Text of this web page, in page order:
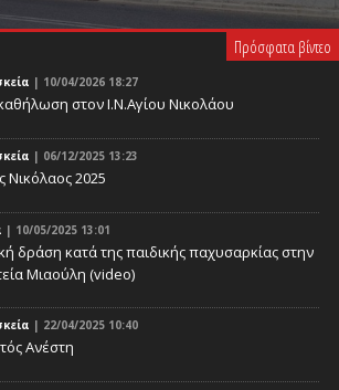
Πρόσφατα βίντεο
| 10/04/2026 18:27
στον Ι.Ν.Αγίου Νικολάου
| 06/12/2025 13:23
Νικόλαος 2025
| 10/05/2025 13:01
δράση κατά της παιδικής παχυσαρκίας στην
Μιαούλη (video)
| 22/04/2025 10:40
Ανέστη